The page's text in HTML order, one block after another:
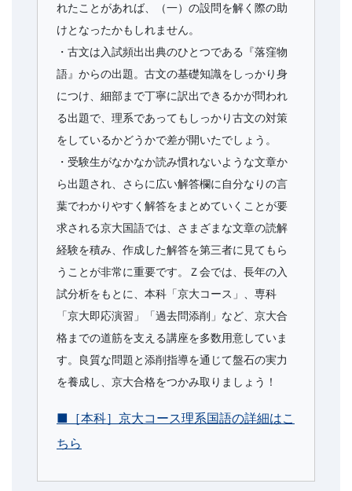
れたことがあれば、（一）の設問を解く際の助
けとなったかもしれません。
・古文は入試頻出出典のひとつである『落窪物
語』からの出題。古文の基礎知識をしっかり身
につけ、細部まで丁寧に訳出できるかが問われ
る出題で、理系であってもしっかり古文の対策
をしているかどうかで差が開いたでしょう。
・受験生がなかなか読み慣れないような文章か
ら出題され、さらに広い解答欄に自分なりの言
葉でわかりやすく解答をまとめていくことが要
求される京大国語では、さまざまな文章の読解
経験を積み、作成した解答を第三者に見てもら
うことが非常に重要です。Ｚ会では、長年の入
試分析をもとに、本科「京大コース」、専科
「京大即応演習」「過去問添削」など、京大合
格までの道筋を支える講座を多数用意していま
す。良質な問題と添削指導を通じて盤石の実力
を養成し、京大合格をつかみ取りましょう！
■［本科］京大コース理系国語の詳細はこ
ちら